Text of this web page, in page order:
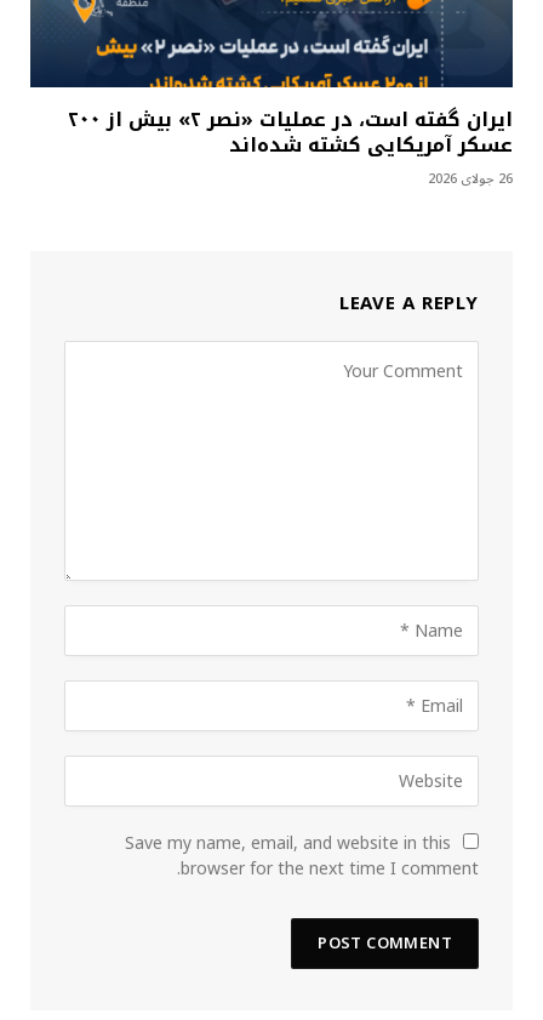
ایران گفته است، در عملیات «نصر ۲» بیش از ۲۰۰
عسکر آمریکایی کشته شده‌اند
26 جولای 2026
LEAVE A REPLY
Save my name, email, and website in this
browser for the next time I comment.